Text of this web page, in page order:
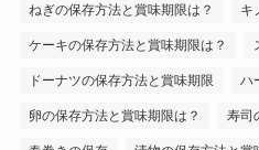
ねぎの保存方法と賞味期限は？ キ
ケーキの保存方法と賞味期限は？
ドーナツの保存方法と賞味期限 ハ
卵の保存方法と賞味期限は？ 寿司